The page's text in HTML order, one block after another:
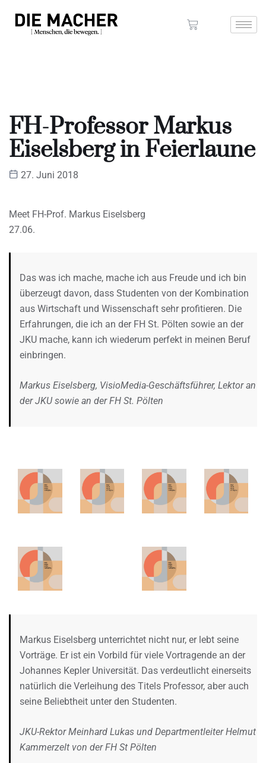
FH-Professor Markus
Eiselsberg in Feierlaune
27. Juni 2018
Meet FH-Prof. Markus Eiselsberg
27.06.
Das was ich mache, mache ich aus Freude und ich bin
überzeugt davon, dass Studenten von der Kombination
aus Wirtschaft und Wissenschaft sehr profitieren. Die
Erfahrungen, die ich an der FH St. Pölten sowie an der
JKU mache, kann ich wiederum perfekt in meinen Beruf
einbringen.
Markus Eiselsberg, VisioMedia-Geschäftsführer, Lektor an
der JKU sowie an der FH St. Pölten
Markus Eiselsberg unterrichtet nicht nur, er lebt seine
Vorträge. Er ist ein Vorbild für viele Vortragende an der
Johannes Kepler Universität. Das verdeutlicht einerseits
natürlich die Verleihung des Titels Professor, aber auch
seine Beliebtheit unter den Studenten.
JKU-Rektor Meinhard Lukas und Departmentleiter Helmut
Kammerzelt von der FH St Pölten